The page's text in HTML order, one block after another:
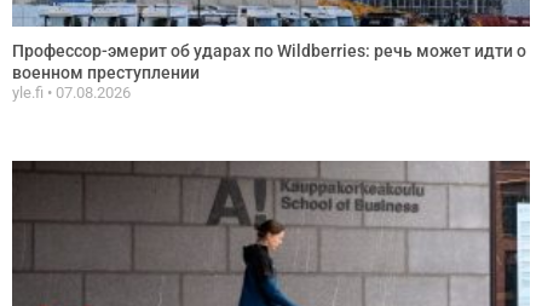
Профессор-эмерит об ударах по Wildberries: речь может идти о
военном преступлении
yle.fi 07.08.2026